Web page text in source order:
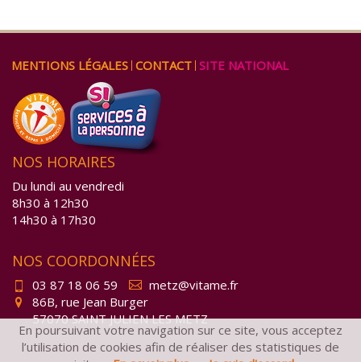
ALLER
CONTENU
MENTIONS LÉGALES CONTACT SITE NATIONAL
NOS HORAIRES
Du lundi au vendredi
8h30 à 12h30
14h30 à 17h30
NOS COORDONNÉES
03 87 18 06 59
metz@vitame.fr
86B, rue Jean Burger
57070 SAINT JULIEN LES METZ
En poursuivant votre navigation sur ce site, vous acceptez
l’utilisation de cookies afin de réaliser des statistiques de